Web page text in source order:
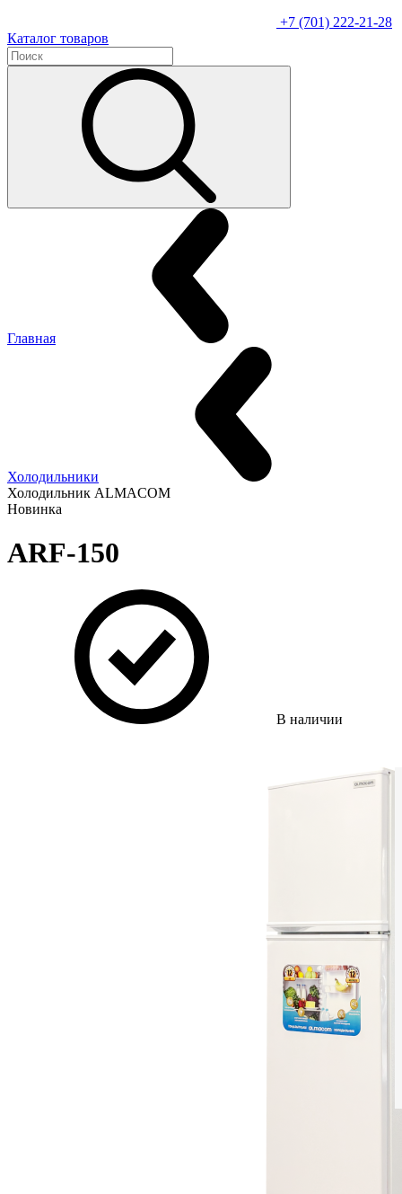
+7 (701) 222-21-28
Каталог товаров
Главная
Холодильники
Холодильник ALMACOM
Новинка
ARF-150
В наличии